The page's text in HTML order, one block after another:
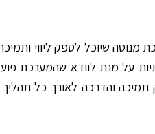
שיוכל לספק ליווי
על מנת לוודא שהמערכת
תמיכה והדרכה לאורך כל